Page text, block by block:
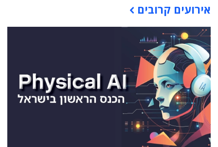
אירועים קרובים